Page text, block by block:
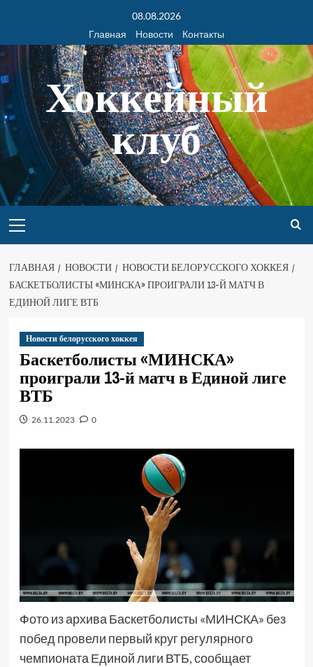
08.08.2026
Главная
Новости Контакты
Хоккейный
клуб
ГЛАВНАЯ НОВОСТИ
НОВОСТИ БЕЛОРУССКОГО ХОККЕЯ
БАСКЕТБОЛИСТЫ «МИНСКА» ПРОИГРАЛИ 13-Й МАТЧ В
ЕДИНОЙ ЛИГЕ ВТБ
Новости белорусского хоккея
Баскетболисты «МИНСКА»
проиграли 13-й матч в Единой лиге
ВТБ
26.11.2023 0
Фото из архива Баскетболисты «МИНСКА» без
побед провели первый круг регулярного
чемпионата Единой лиги ВТБ, сообщает